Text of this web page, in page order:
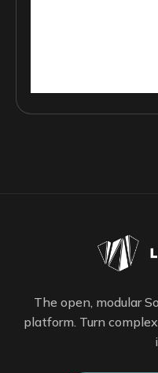
The open, modular
platform. Turn